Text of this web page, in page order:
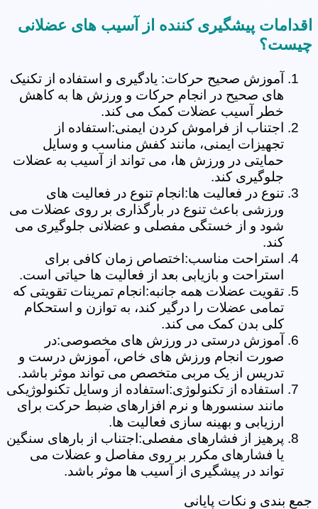
اقدامات پیشگیری کننده از آسیب های عضلانی
چیست؟
آموزش صحیح حرکات: یادگیری و استفاده از تکنیک
های صحیح در انجام حرکات و ورزش ها به کاهش
خطر آسیب عضلات کمک می کند.
اجتناب از فراموش کردن ایمنی:استفاده از
تجهیزات ایمنی، مانند کفش مناسب و وسایل
حمایتی در ورزش ها، می تواند از آسیب به عضلات
جلوگیری کند.
تنوع در فعالیت ها:انجام تنوع در فعالیت های
ورزشی باعث تنوع در بارگذاری بر روی عضلات می
شود و از خستگی مفصلی و عضلانی جلوگیری می
کند.
استراحت مناسب:اختصاص زمان کافی برای
استراحت و بازیابی بعد از فعالیت ها حیاتی است.
تقویت عضلات همه جانبه:انجام تمرینات تقویتی که
تمامی عضلات را درگیر کند، به توازن و استحکام
کلی بدن کمک می کند.
آموزش درستی در ورزش های مخصوصی:در
صورت انجام ورزش های خاص، آموزش درست و
تدریس از یک مربی متخصص می تواند موثر باشد.
استفاده از تکنولوژی:استفاده از وسایل تکنولوژیکی
مانند سنسورها و نرم افزارهای ضبط حرکت برای
ارزیابی و بهینه سازی فعالیت ها.
پرهیز از فشارهای مفصلی:اجتناب از بارهای سنگین
یا فشارهای مکرر بر روی مفاصل و عضلات می
تواند در پیشگیری از آسیب ها موثر باشد.
جمع بندی و نکات پایانی